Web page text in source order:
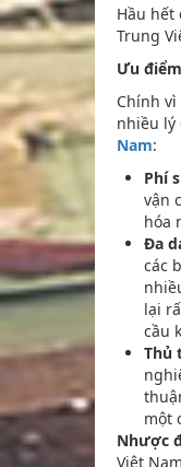
Hầu hết
Trung
Ưu
Chính
nhiều lý
Nam:
Phí
vận
hóa
Đa
các
lại
cầu
Thủ
một
Nhược
Việt